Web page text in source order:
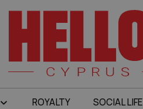
ROYALTY SOCIAL LIFE